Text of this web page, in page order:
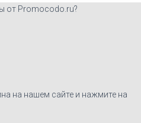
от Promocodo.ru?
на нашем сайте и нажмите на